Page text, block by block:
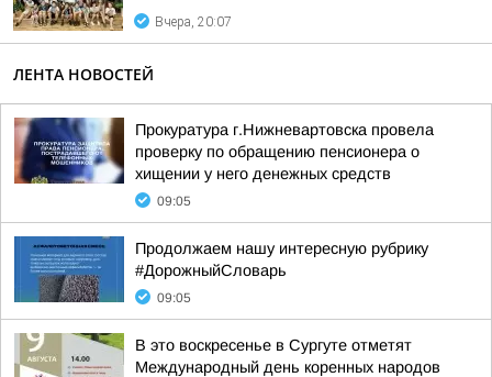
Вчера, 20:07
ЛЕНТА НОВОСТЕЙ
Прокуратура г.Нижневартовска провела
проверку по обращению пенсионера о
хищении у него денежных средств
09:05
Продолжаем нашу интересную рубрику
#ДорожныйСловарь
09:05
В это воскресенье в Сургуте отметят
Международный день коренных народов